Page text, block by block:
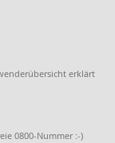
erklärt
0800-Nummer :-)